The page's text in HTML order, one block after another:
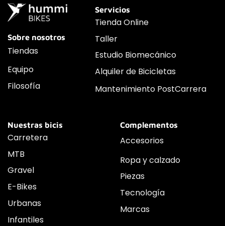
Sobre nosotros
Tiendas
Equipo
Filosofía
Servicios
Tienda Online
Taller
Estudio Biomecánico
Alquiler de Bicicletas
Mantenimiento PostCarrera
Nuestras bicis
Carretera
MTB
Gravel
E-Bikes
Urbanas
Infantiles
Complementos
Accesorios
Ropa y calzado
Piezas
Tecnología
Marcas